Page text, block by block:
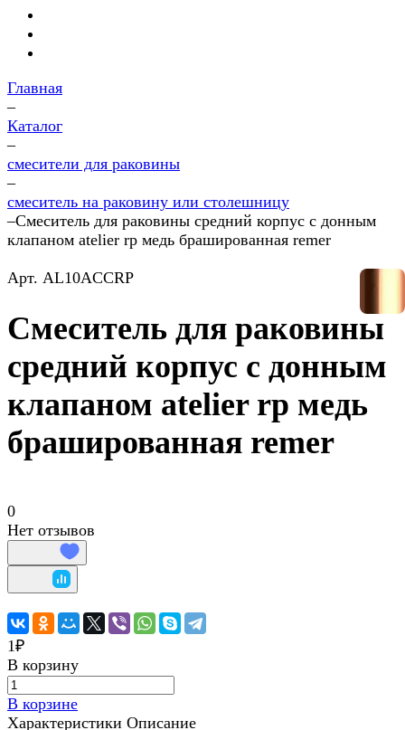
Главная
–
Каталог
–
смесители для раковины
–
смеситель на раковину или столешницу
–Смеситель для раковины средний корпус с донным
клапаном atelier rp медь брашированная remer
Арт. AL10ACCRP
Смеситель для раковины
средний корпус с донным
клапаном atelier rp медь
брашированная remer
0
Нет отзывов
1₽
В корзину
В корзине
Характеристики Описание